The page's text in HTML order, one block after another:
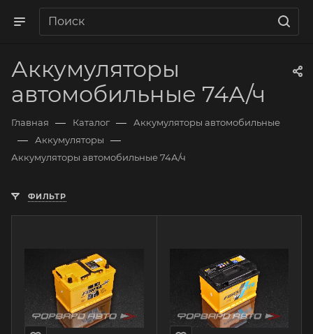
Аккумуляторы
автомобильные 74А/ч
Главная — Каталог — Аккумуляторы автомобильные
— Аккумуляторы —
Аккумуляторы автомобильные 74А/ч
ФИЛЬТР